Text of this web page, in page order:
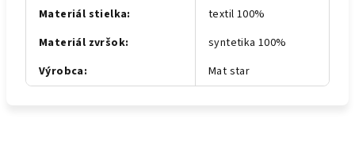
Materiál stielka:
textil 100%
Materiál zvršok:
syntetika 100%
Výrobca: Mat star